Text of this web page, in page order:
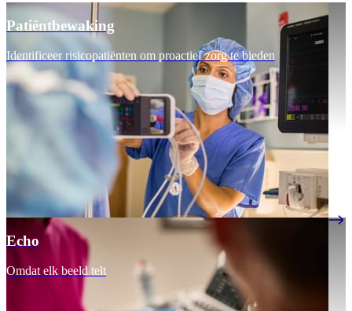
Patiëntbewaking
Identificeer risicopatiënten om proactief zorg te bieden
Echo
Omdat elk beeld telt